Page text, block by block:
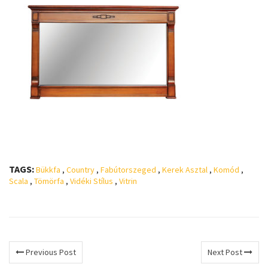
TAGS:Bükkfa , Country , Fabútorszeged , Kerek Asztal , Komód ,
Scala , Tömörfa , Vidéki Stílus , Vitrin
Previous Post Next Post